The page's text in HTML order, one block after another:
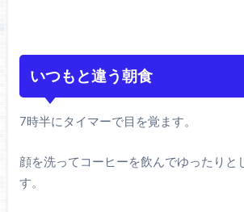
いつもと違う朝食
7時半にタイマーで目を覚ます。
顔を洗ってコーヒーを飲んでゆったりと
す。